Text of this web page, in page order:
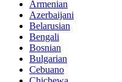
Armenian
Azerbaijani
Belarusian
Bengali
Bosnian
Bulgarian
Cebuano